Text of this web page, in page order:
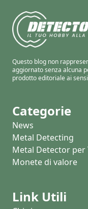
Questo blog non
aggiornato senza alcuna
prodotto editoriale ai
Categorie
News
Metal Detecting
Metal Detector per
Monete di valore
Link Utili